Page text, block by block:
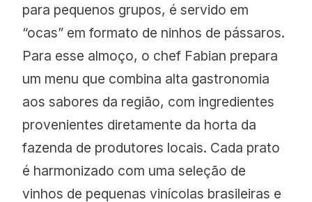
para pequenos grupos, é servido em
“ocas” em formato de ninhos de pássaros.
Para esse almoço, o chef Fabian prepara
um menu que combina alta gastronomia
aos sabores da região, com ingredientes
provenientes diretamente da horta da
fazenda de produtores locais. Cada prato
é harmonizado com uma seleção de
vinhos de pequenas vinícolas brasileiras e